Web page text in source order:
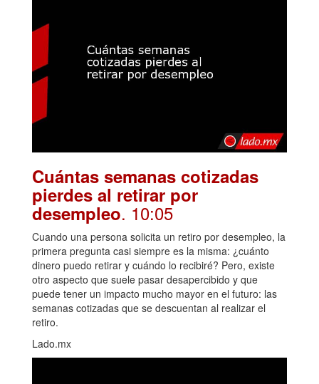
Cuántas semanas cotizadas
pierdes al retirar por
desempleo. 10:05
Cuando una persona solicita un retiro por desempleo, la
primera pregunta casi siempre es la misma: ¿cuánto
dinero puedo retirar y cuándo lo recibiré? Pero, existe
otro aspecto que suele pasar desapercibido y que
puede tener un impacto mucho mayor en el futuro: las
semanas cotizadas que se descuentan al realizar el
retiro.
Lado.mx